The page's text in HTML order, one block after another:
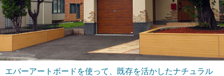
エバーアートボードを使って、既存を活かしたナチュラル